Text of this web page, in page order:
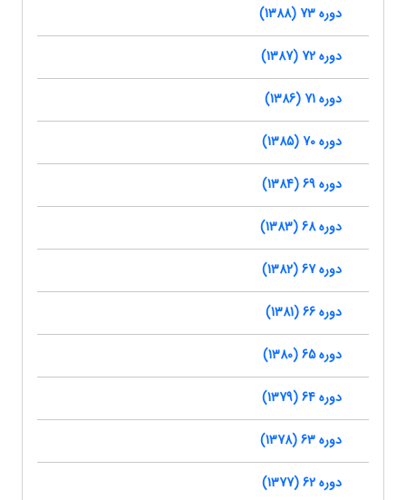
دوره 73 (1388)
دوره 72 (1387)
دوره 71 (1386)
دوره 70 (1385)
دوره 69 (1384)
دوره 68 (1383)
دوره 67 (1382)
دوره 66 (1381)
دوره 65 (1380)
دوره 64 (1379)
دوره 63 (1378)
دوره 62 (1377)